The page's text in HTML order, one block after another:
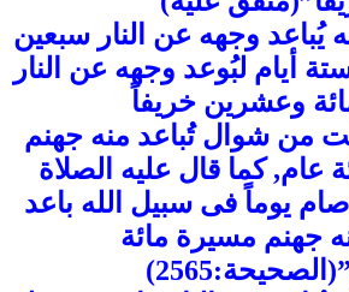
يُباعد وجهه عن النار سبعين
أيام لبُوعد وجهه عن النار
وعشرين خريفاً
من شوال تُباعد منه جهنم
عام, كما قال عليه الصلاة
يوماً فى سبيل الله باعد
جهنم مسيرة مائة